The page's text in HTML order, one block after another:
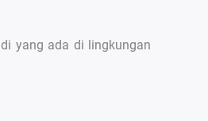
yang ada di lingkungan